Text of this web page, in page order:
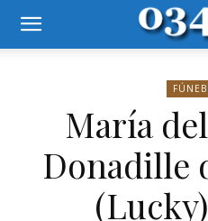
María
Donadille